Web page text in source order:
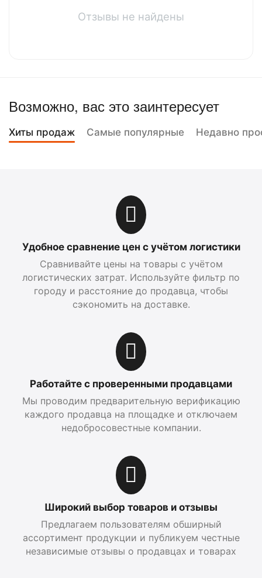
Отзывы не найдены
Возможно, вас это заинтересует
Хиты продаж Самые популярные Недавно
Удобное сравнение цен с учётом логистики
Сравнивайте цены на товары с учётом
логистических затрат. Используйте фильтр по
городу и расстояние до продавца, чтобы
сэкономить на доставке.
Работайте с проверенными продавцами
Мы проводим предварительную верификацию
каждого продавца на площадке и отключаем
недобросовестные компании.
Широкий выбор товаров и отзывы
Предлагаем пользователям обширный
ассортимент продукции и публикуем честные
независимые отзывы о продавцах и товарах